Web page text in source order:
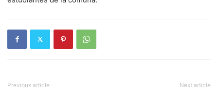
Previous article Next article